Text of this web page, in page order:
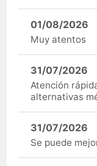
01/08/2026
Muy atentos
31/07/2026
Atención
alternativas
31/07/2026
Se puede